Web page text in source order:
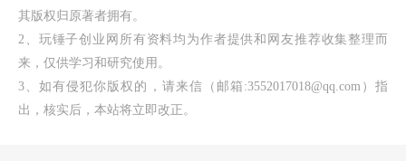
其版权归原著者拥有。
2、玩锤子创业网所有资料均为作者提供和网友推荐收集整理而
来，仅供学习和研究使用。
3、如有侵犯你版权的，请来信（邮箱:3552017018@qq.com）指
出，核实后，本站将立即改正。